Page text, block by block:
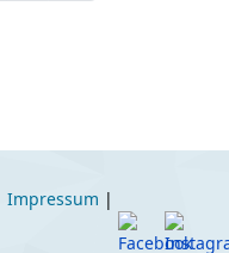
Impressum |